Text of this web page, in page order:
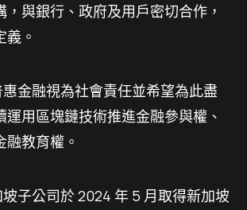
，與銀行、政府及用戶密切合作，
。
惠金融視為社會責任並希望為此盡
運用區塊鏈技術推進金融參與權、
教育權。
子公司於 2024 年 5 月取得新加坡